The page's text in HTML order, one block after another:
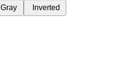
Gray Inverted